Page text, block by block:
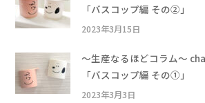
「バスコップ編 その②」
2023年3月15日
〜生産なるほどコラム〜
「バスコップ編 その①」
2023年3月3日